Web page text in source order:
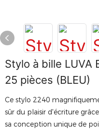
Stylo à bille LUVA
25 pièces (BLEU)
Ce stylo 2240
sûr du plaisir d'écriture
sa conception unique de